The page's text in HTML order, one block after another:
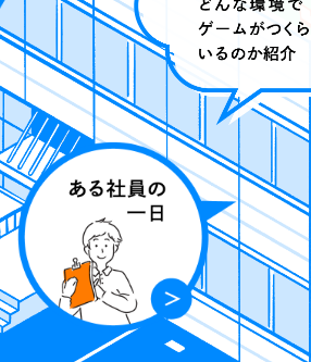
境があることが当社の
クトの全員が一丸とな
もらえるものを追求し
新人だとしても、自分
ディアを出したり、提
それがプロジェクト内
イディアが世の中にリ
でもらえる・・・とい
りません。
つながりを持っている